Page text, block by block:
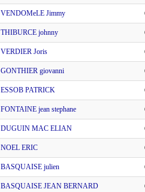
VENDOMeLE Jimmy
THIBURCE johnny
VERDIER Joris
GONTHIER giovanni
ESSOB PATRICK
FONTAINE jean stephane
DUGUIN MAC ELIAN
NOEL ERIC
BASQUAISE julien
BASQUAISE JEAN BERNARD